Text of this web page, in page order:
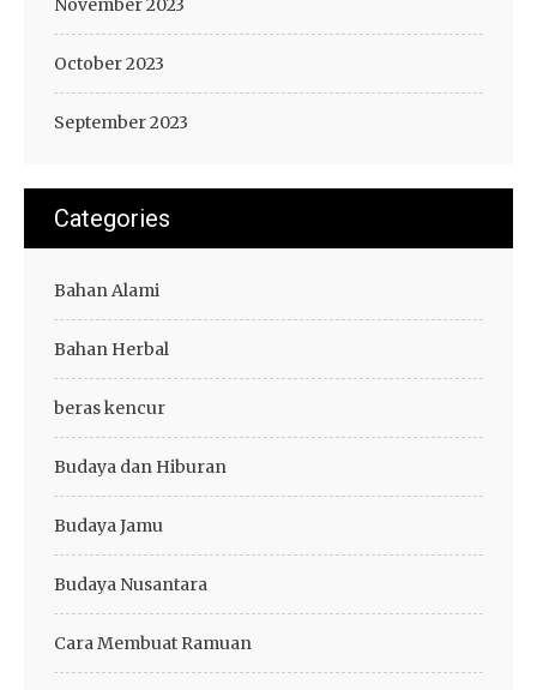
November 2023
October 2023
September 2023
Categories
Bahan Alami
Bahan Herbal
beras kencur
Budaya dan Hiburan
Budaya Jamu
Budaya Nusantara
Cara Membuat Ramuan